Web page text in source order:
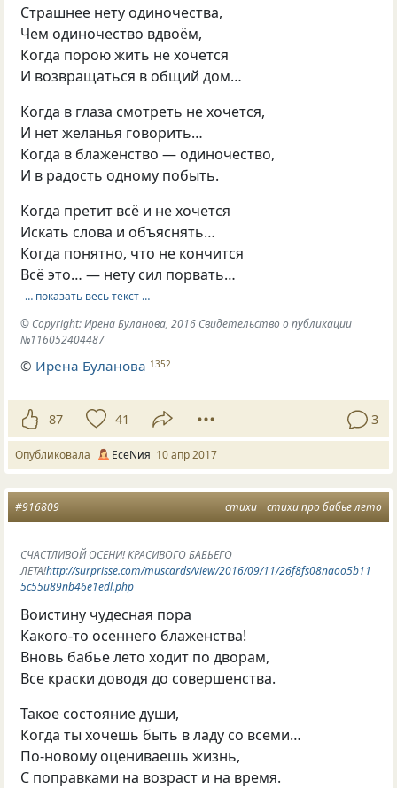
Страшнее нету одиночества,
Чем одиночество вдвоём,
Когда порою жить не хочется
И возвращаться в общий дом…
Когда в глаза смотреть не хочется,
И нет желанья говорить…
Когда в блаженство — одиночество,
И в радость одному побыть.
Когда претит всё и не хочется
Искать слова и объяснять…
Когда понятно, что не кончится
Всё это… — нету сил порвать…
… показать весь текст …
© Copyright: Ирена Буланова, 2016 Свидетельство о публикации
№116052404487
© Ирена Буланова 1352
87 41 3
Опубликовала ЕсеNия 10 апр 2017
стихи стихи про бабье лето
#916809
СЧАСТЛИВОЙ ОСЕНИ! КРАСИВОГО БАБЬЕГО
ЛЕТА!http://surprisse.com/muscards/view/2016/09/11/26f8fs08naoo5b11
5c55u89nb46e1edl.php
Воистину чудесная пора
Какого-то осеннего блаженства!
Вновь бабье лето ходит по дворам,
Все краски доводя до совершенства.
Такое состояние души,
Когда ты хочешь быть в ладу со всеми…
По-новому оцениваешь жизнь,
С поправками на возраст и на время.